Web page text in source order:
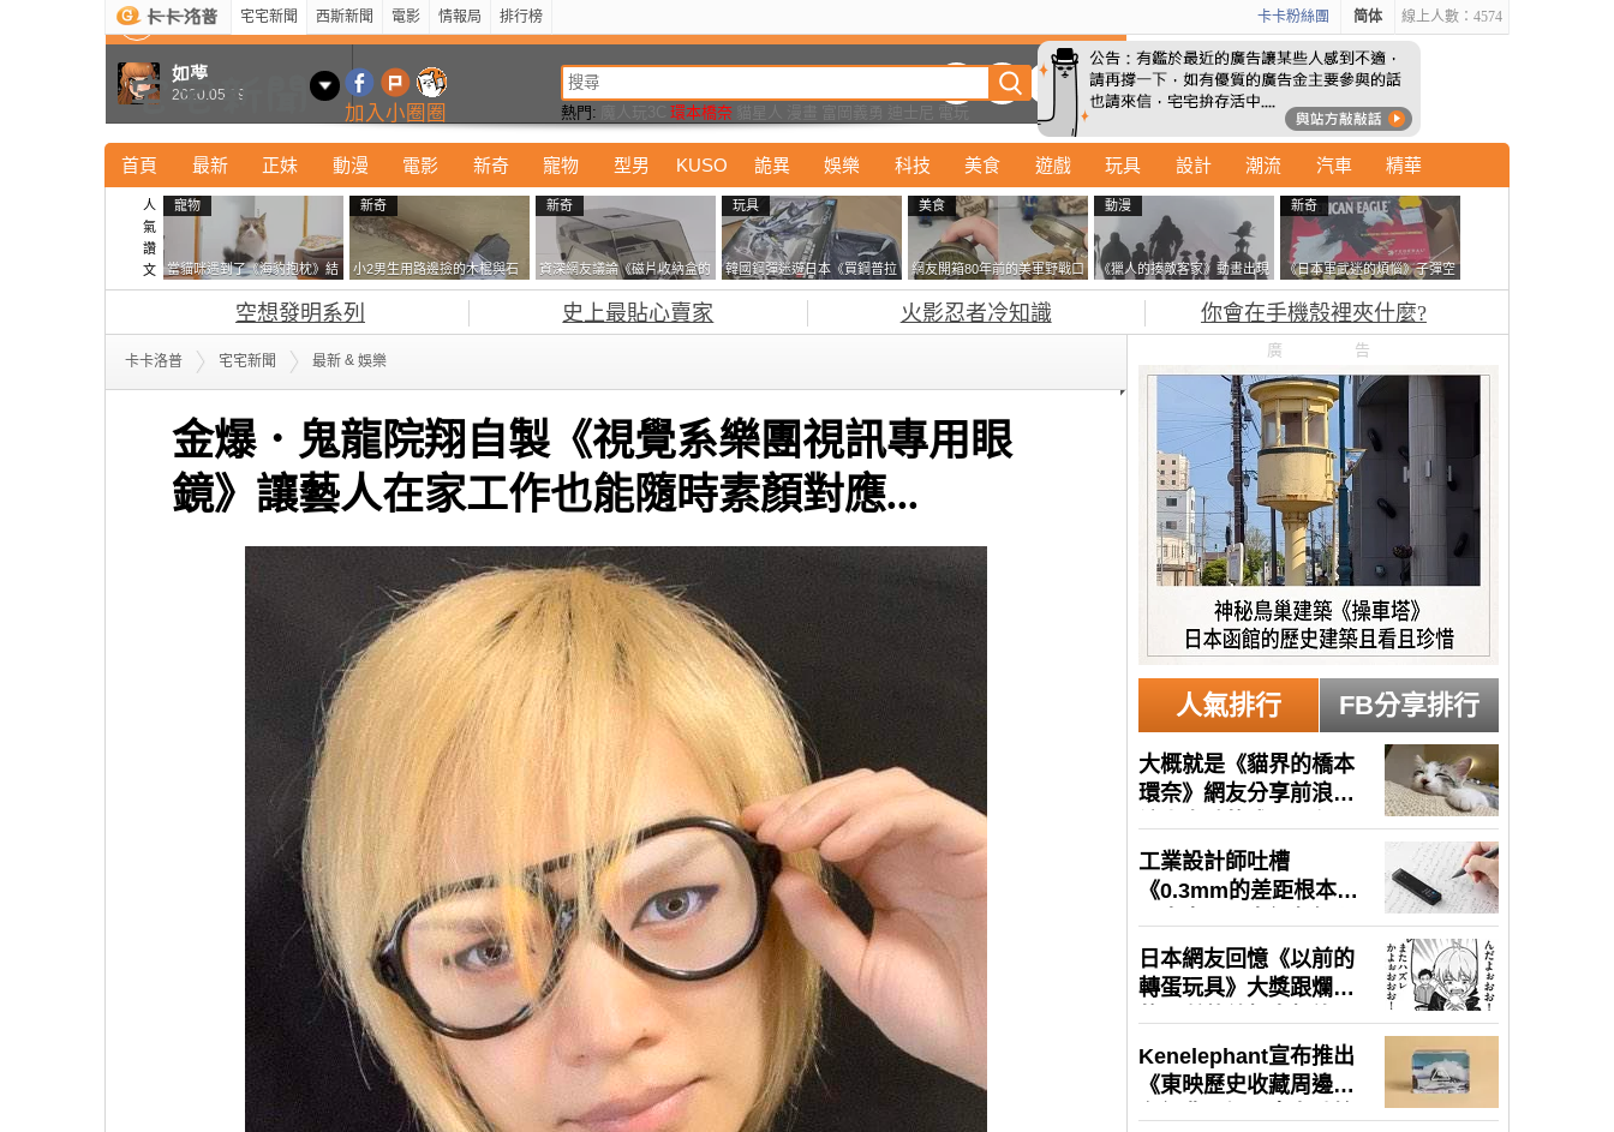
宅宅新聞 西斯新聞 電影 情報局 排行榜 線上人數：4574
简体
卡卡粉絲團
加入小圈圈 熱門: 環本橋奈
校園正妹
首頁 最新 正妹 動漫 電影 新奇 寵物 型男 KUSO 詭異 娛樂 科技 美食 遊戲 玩具 設計 潮流 汽車 精華
人
氣
讚
文
寵物
當貓咪遇到了《海豹抱枕》結
果玩了10天後，海豹一整個走
新奇
小2男生用路邊撿的木棍與石
頭做成了《石斧》馬麻打開書
包嚇一跳怎麼會有這種東
西！？
新奇
資深網友議論《磁片收納盒的
鎖有什麼用》想偷的話整盒拿
走不就好了嗎？
玩具
韓國鋼彈迷遊日本《買鋼普拉
塞不進行李箱》網友們集思廣
美食
網友開箱80年前的美軍野戰口
糧 罐頭本身保存良好，但裡
面的味道...
動漫
《獵人的揍敵客家》動畫出現
的這個剪影是誰？你是不是忘
記還有這號人物了
新奇
《日本軍武迷的煩惱》子彈空
盒在日本超級貴 美國網友直
接一大箱寄給他了
空想發明系列 史上最貼心賣家 火影忍者冷知識 你會在手機殼裡夾什麼?
卡卡洛普 宅宅新聞 最新 & 娛樂
金爆．鬼龍院翔自製《視覺系樂團視訊專用眼
鏡》讓藝人在家工作也能隨時素顏對應...
最新 新奇 正妹 寵物 型男 Kuso 科技 動漫
如夢
2020.05.19
廣告
人氣排行 FB分享排行